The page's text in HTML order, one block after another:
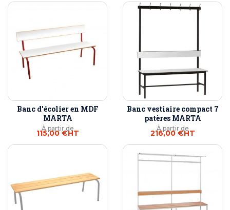
Banc d'écolier en MDF
MARTA
À partir de
115,00 €HT
Banc vestiaire compact 7
patères MARTA
À partir de
216,00 €HT